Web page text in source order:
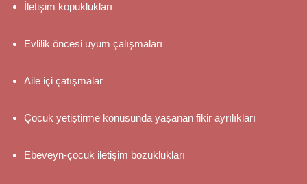
İletişim kopuklukları
Evlilik öncesi uyum çalışmaları
Aile içi çatışmalar
Çocuk yetiştirme konusunda yaşanan fikir ayrılıkları
Ebeveyn-çocuk iletişim bozuklukları